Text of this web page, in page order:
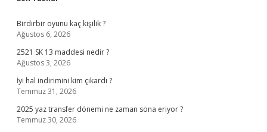
Sidebar
Birdirbir oyunu kaç kişilik ?
Ağustos 6, 2026
2521 SK 13 maddesi nedir ?
Ağustos 3, 2026
İyi hal indirimini kim çıkardı ?
Temmuz 31, 2026
2025 yaz transfer dönemi ne zaman sona eriyor ?
Temmuz 30, 2026